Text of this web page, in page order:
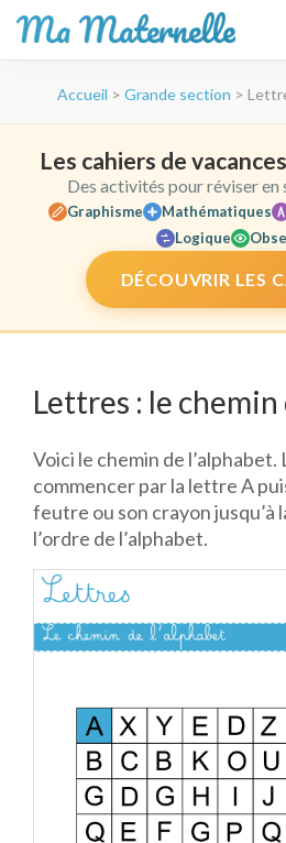
Ma Maternelle
(Pressez
Entrée)
Accueil > Grande section >
Les cahiers de vacances
Des activités pour réviser en
Graphisme Mathématiques
Logique
DÉCOUVRIR LES
Lettres : le chemin
Voici le chemin de l’alphabet.
commencer par la lettre A
feutre ou son crayon jusqu’à
l’ordre de l’alphabet.